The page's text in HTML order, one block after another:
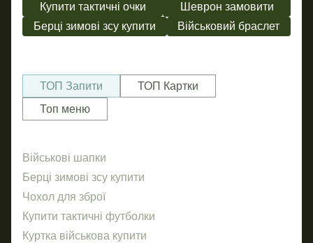
Купити тактичні очки
Шеврон замовити
Берці зимові зсу купити
Військовий браслет
ТОП Запити
ТОП Картки
Топ меню
Військові шапки
Берці зимові зсу купити
Чохол для зброї
Купити тактичні футболки
Куртка військова купити